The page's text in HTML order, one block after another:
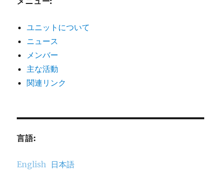
ユニットについて
ニュース
メンバー
主な活動
関連リンク
言語:
English 日本語